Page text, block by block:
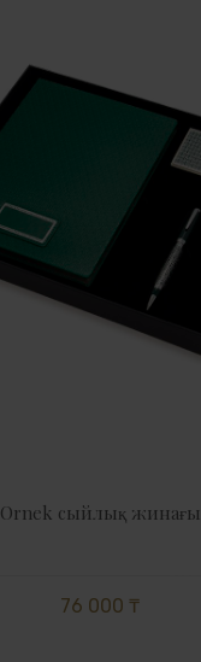
Ornek сыйлық жинағы
76 000 ₸